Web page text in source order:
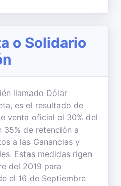
o Solidario
llamado Dólar
es el resultado de
venta oficial el 30% del
35% de retención a
a las Ganancias y
Estas medidas rigen
del 2019 para
el 16 de Septiembre